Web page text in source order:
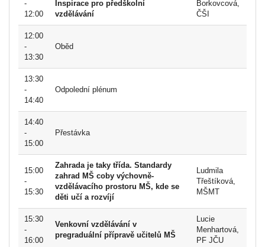
-
12:00
Inspirace pro předškolní
vzdělávání
Borkovcová,
ČŠI
12:00
-
13:30
Oběd
13:30
-
14:40
Odpolední plénum
14:40
-
15:00
Přestávka
15:00
-
15:30
Zahrada je taky třída. Standardy
zahrad MŠ coby výchovně-
vzdělávacího prostoru MŠ, kde se
děti učí a rozvíjí
Ludmila
Třeštíková,
MŠMT
15:30
-
16:00
Venkovní vzdělávání v
pregraduální přípravě učitelů MŠ
Lucie
Menhartová,
PF JČU